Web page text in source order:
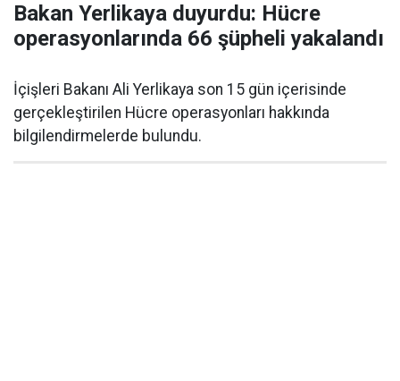
Bakan Yerlikaya duyurdu: Hücre
operasyonlarında 66 şüpheli yakalandı
İçişleri Bakanı Ali Yerlikaya son 15 gün içerisinde
gerçekleştirilen Hücre operasyonları hakkında
bilgilendirmelerde bulundu.